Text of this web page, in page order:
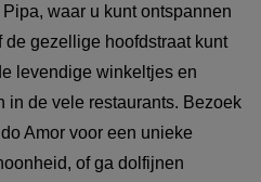
waar u kunt ontspannen
gezellige hoofdstraat kunt
levendige winkeltjes en
in de vele restaurants. Bezoek
Amor voor een unieke
of ga dolfijnen